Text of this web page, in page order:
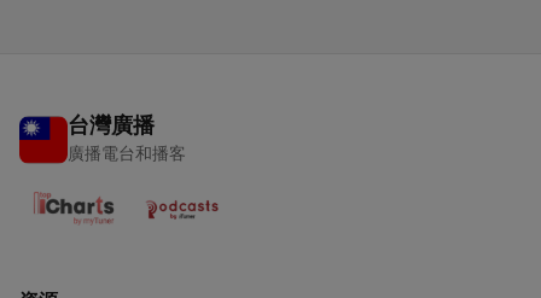
台灣廣播
廣播電台和播客